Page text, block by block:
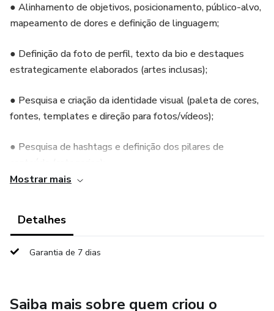
● Alinhamento de objetivos, posicionamento, público-alvo,
mapeamento de dores e definição de linguagem;
● Definição da foto de perfil, texto da bio e destaques
estrategicamente elaborados (artes inclusas);
● Pesquisa e criação da identidade visual (paleta de cores,
fontes, templates e direção para fotos/vídeos);
● Pesquisa de hashtags e definição dos pilares de
Fase 2 - Crescimento e Engajamento Inicial (Prazo: 1 a 2
meses)
público-alvo (documentado e entregue à cliente);
Mostrar mais
Detalhes
Garantia de 7 dias
Saiba mais sobre quem criou o